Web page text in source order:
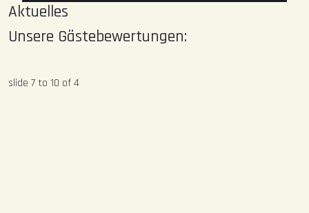
Aktuelles
Unsere Gästebewertungen:
slide 7 to 10 of 4